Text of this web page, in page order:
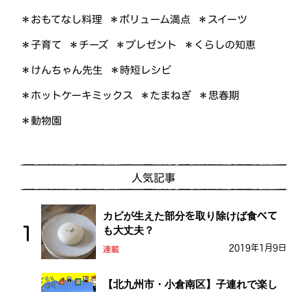
＊おもてなし料理 ＊ボリューム満点 ＊スイーツ
＊子育て ＊チーズ ＊プレゼント ＊くらしの知恵
＊けんちゃん先生 ＊時短レシピ
＊ホットケーキミックス ＊たまねぎ ＊思春期
＊動物園
人気記事
カビが生えた部分を取り除けば食べて
も大丈夫？
連載 2019年1月9日
【北九州市・小倉南区】子連れで楽し